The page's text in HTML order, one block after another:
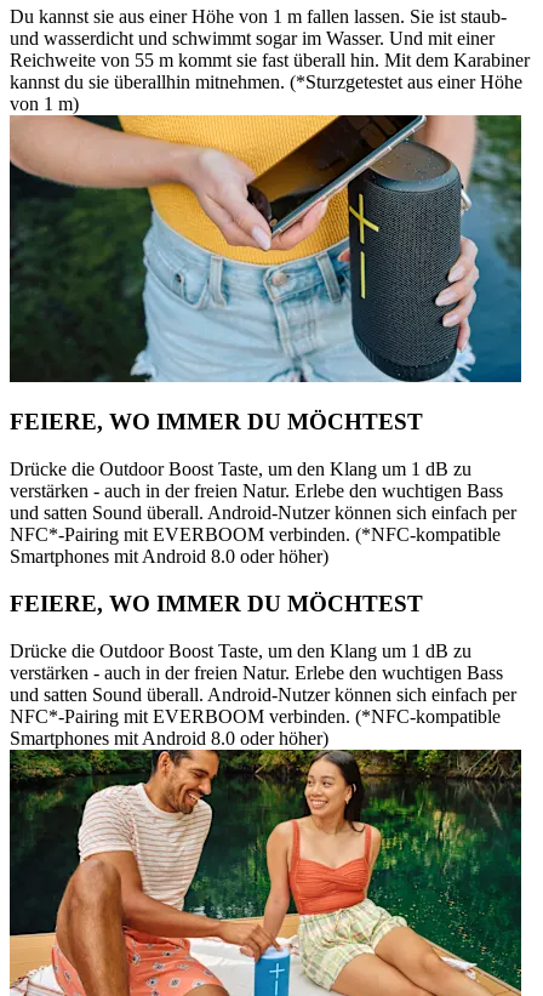
Du kannst sie aus einer Höhe von 1 m fallen lassen. Sie ist staub-
und wasserdicht und schwimmt sogar im Wasser. Und mit einer
Reichweite von 55 m kommt sie fast überall hin. Mit dem Karabiner
kannst du sie überallhin mitnehmen. (*Sturzgetestet aus einer Höhe
von 1 m)
FEIERE, WO IMMER DU MÖCHTEST
Drücke die Outdoor Boost Taste, um den Klang um 1 dB zu
verstärken - auch in der freien Natur. Erlebe den wuchtigen Bass
und satten Sound überall. Android-Nutzer können sich einfach per
NFC*-Pairing mit EVERBOOM verbinden. (*NFC-kompatible
Smartphones mit Android 8.0 oder höher)
FEIERE, WO IMMER DU MÖCHTEST
Drücke die Outdoor Boost Taste, um den Klang um 1 dB zu
verstärken - auch in der freien Natur. Erlebe den wuchtigen Bass
und satten Sound überall. Android-Nutzer können sich einfach per
NFC*-Pairing mit EVERBOOM verbinden. (*NFC-kompatible
Smartphones mit Android 8.0 oder höher)